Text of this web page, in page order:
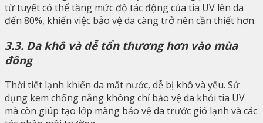
từ tuyết có thể tăng mức độ tác động của tia UV lên da
đến 80%, khiến việc bảo vệ da càng trở nên cần thiết hơn.
3.3. Da khô và dễ tổn thương hơn vào mùa
đông
Thời tiết lạnh khiến da mất nước, dễ bị khô và yếu. Sử
dụng kem chống nắng không chỉ bảo vệ da khỏi tia UV
mà còn giúp tạo lớp màng bảo vệ da trước gió lạnh và các